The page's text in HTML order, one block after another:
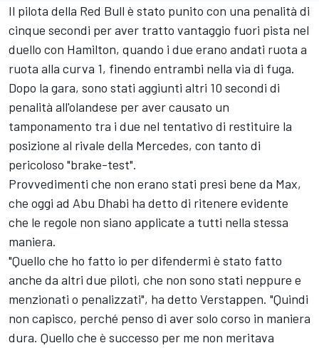
Il pilota della Red Bull è stato punito con una penalità di
cinque secondi per aver tratto vantaggio fuori pista nel
duello con Hamilton, quando i due erano andati ruota a
ruota alla curva 1, finendo entrambi nella via di fuga.
Dopo la gara, sono stati aggiunti altri 10 secondi di
penalità all'olandese per aver causato un
tamponamento tra i due nel tentativo di restituire la
posizione al rivale della Mercedes, con tanto di
pericoloso "brake-test".
Provvedimenti che non erano stati presi bene da Max,
che oggi ad Abu Dhabi ha detto di ritenere evidente
che le regole non siano applicate a tutti nella stessa
maniera.
"Quello che ho fatto io per difendermi è stato fatto
anche da altri due piloti, che non sono stati neppure e
menzionati o penalizzati", ha detto Verstappen. "Quindi
non capisco, perché penso di aver solo corso in maniera
dura. Quello che è successo per me non meritava